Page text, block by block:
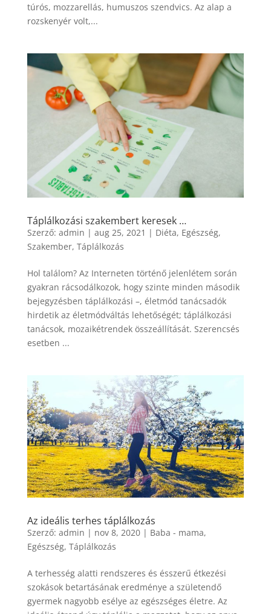
túrós, mozzarellás, humuszos szendvics. Az alap a
rozskenyér volt,...
Táplálkozási szakembert keresek …
Szerző: admin | aug 25, 2021 | Diéta, Egészség,
Szakember, Táplálkozás
Hol találom? Az Interneten történő jelenlétem során
gyakran rácsodálkozok, hogy szinte minden második
bejegyzésben táplálkozási –, életmód tanácsadók
hirdetik az életmódváltás lehetőségét; táplálkozási
tanácsok, mozaikétrendek összeállítását. Szerencsés
esetben ...
Az ideális terhes táplálkozás
Szerző: admin | nov 8, 2020| Baba - mama,
Egészség, Táplálkozás
A terhesség alatti rendszeres és ésszerű étkezési
szokások betartásának eredménye a születendő
gyermek nagyobb esélye az egészséges életre. Az